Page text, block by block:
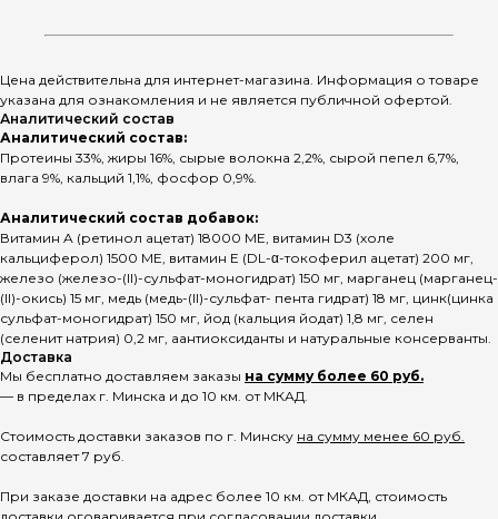
Цена действительна для интернет-магазина. Информация о товаре
указана для ознакомления и не является публичной офертой.
Аналитический состав
Аналитический состав:
Протеины 33%, жиры 16%, сырые волокна 2,2%, сырой пепел 6,7%,
влага 9%, кальций 1,1%, фосфор 0,9%.
Аналитический состав добавок:
Витамин A (ретинол ацетат) 18000 МЕ, витамин D3 (холе
кальциферол) 1500 МЕ, витамин E (DL-α-токоферил ацетат) 200 мг,
железо (железо-(II)-сульфат-моногидрат) 150 мг, марганец (марганец-
(II)-окись) 15 мг, медь (медь-(II)-сульфат- пента гидрат) 18 мг, цинк(цинка
сульфат-моногидрат) 150 мг, йод (кальция йодат) 1,8 мг, селен
(селенит натрия) 0,2 мг, aантиоксиданты и натуральные консерванты.
Доставка
Мы бесплатно доставляем заказы на сумму более 60 руб.
— в пределах г. Минска и до 10 км. от МКАД.
Стоимость доставки заказов по г. Минску на сумму менее 60 руб.
составляет 7 руб.
При заказе доставки на адрес более 10 км. от МКАД, стоимость